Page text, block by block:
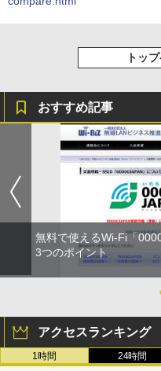
トッ
おすすめ記事
無料で使えるWi-Fi「
3つのポイント
アクセスランキング
1時間 24時間